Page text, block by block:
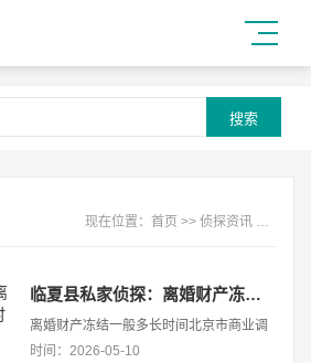
搜索
现在位置：首页 >>侦探资讯
临夏县私家侦探：离婚财产冻结一般多长时间
离婚财产冻结一般多长时间北京市商业调
查公司在离婚过程中，涉及到财产分割的
时间：2026-05-10